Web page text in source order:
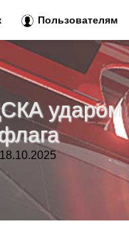
ударом
Пользователям